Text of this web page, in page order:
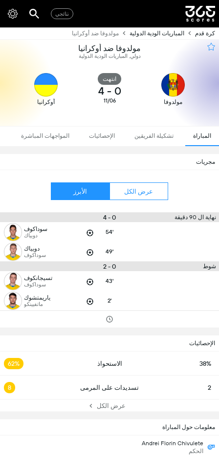
نتائجي
كرة قدم المباريات الودية الدولية مولدوفا ضد أوكرانيا
مولدوفا ضد أوكرانيا
دولي, المباريات الودية الدولية
مولدوفا
انتهت
0
-
4
11/06 أوكرانيا
المباراة تشكيلة الفريقين الإحصائيات المواجهات المباشرة
مجريات
عرض الكل الأبرز
نهاية ال 90 دقيقة 0 - 4
54' سوداكوف
دوبياك
49' دوبياك
سوداكوف
شوط 0 - 2
43' تسيجانكوف
سوداكوف
2' ياريمتشوك
ماتفيينكو
الإحصائيات
38% الاستحواذ 62%
2 تسديدات على المرمى 8
عرض الكل
معلومات حول المباراة
Andrei Florin Chivulete
الحكم